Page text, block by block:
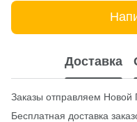
Доставка
Заказы отправляем Новой
Бесплатная доставка